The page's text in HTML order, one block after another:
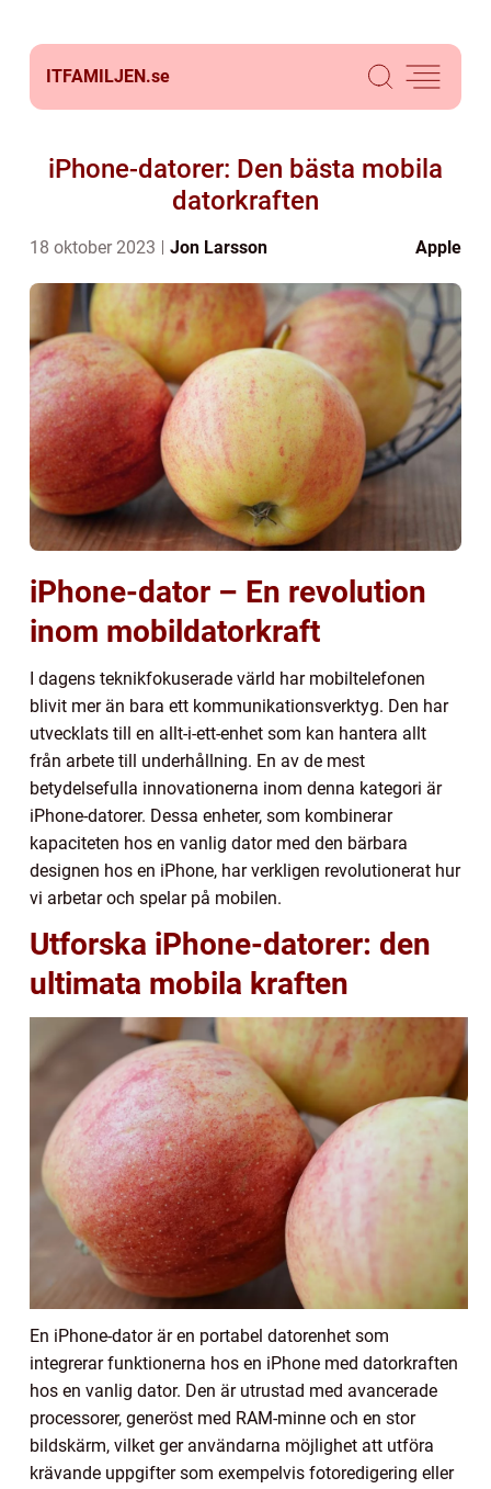
ITFAMILJEN.se
iPhone-datorer: Den bästa mobila
datorkraften
18 oktober 2023 Jon Larsson Apple
iPhone-dator – En revolution
inom mobildatorkraft
I dagens teknikfokuserade värld har mobiltelefonen
blivit mer än bara ett kommunikationsverktyg. Den har
utvecklats till en allt-i-ett-enhet som kan hantera allt
från arbete till underhållning. En av de mest
betydelsefulla innovationerna inom denna kategori är
iPhone-datorer. Dessa enheter, som kombinerar
kapaciteten hos en vanlig dator med den bärbara
designen hos en iPhone, har verkligen revolutionerat hur
vi arbetar och spelar på mobilen.
Utforska iPhone-datorer: den
ultimata mobila kraften
En iPhone-dator är en portabel datorenhet som
integrerar funktionerna hos en iPhone med datorkraften
hos en vanlig dator. Den är utrustad med avancerade
processorer, generöst med RAM-minne och en stor
bildskärm, vilket ger användarna möjlighet att utföra
krävande uppgifter som exempelvis fotoredigering eller